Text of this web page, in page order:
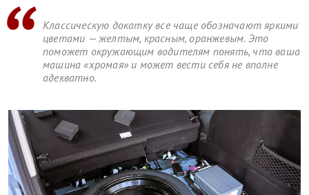
Классическую докатку все чаще обозначают яркими
цветами — желтым, красным, оранжевым. Это
поможет окружающим водителям понять, что ваша
машина «хромая» и может вести себя не вполне
адекватно.